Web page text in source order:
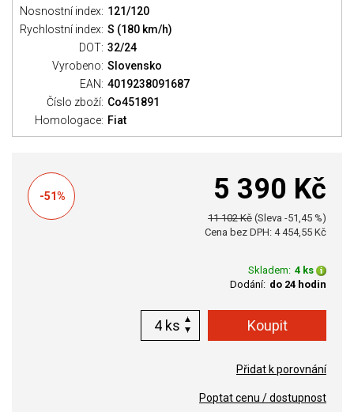
Nosnostní index: 121/120
Rychlostní index: S (180 km/h)
DOT: 32/24
Vyrobeno: Slovensko
EAN: 4019238091687
Číslo zboží: Co451891
Homologace: Fiat
-51% 5 390 Kč
11 102 Kč (Sleva -51,45 %)
Cena bez DPH: 4 454,55 Kč
Skladem: 4 ks
Dodání: do 24 hodin
ks
Přidat k porovnání
Poptat cenu / dostupnost